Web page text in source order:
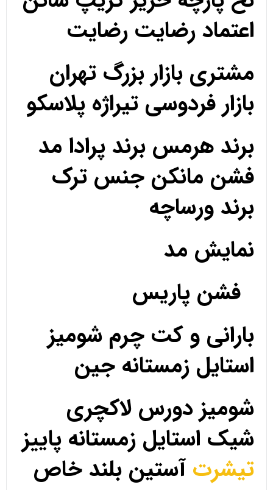
اعتماد رضایت رضایت
مشتری بازار بزرگ تهران
بازار فردوسی تیراژه پلاسکو
برند هرمس برند پرادا مد
فشن مانکن جنس ترک
برند ورساچه
نمایش مد
فشن پاریس
بارانی و کت چرم شومیز
استایل زمستانه جین
شومیز دورس لاکچری
شیک استایل زمستانه پاییز
تیشرتآستین بلند خاص